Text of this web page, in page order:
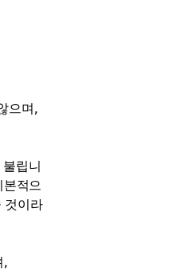
으며,
립니
적으
것이라
,